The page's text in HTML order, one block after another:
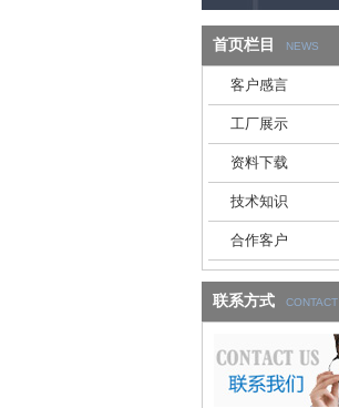
首页栏目 NEWS
客户感言
工厂展示
资料下载
技术知识
合作客户
联系方式 CONTACT